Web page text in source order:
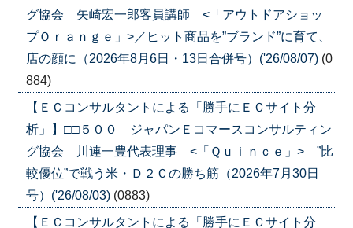
グ協会 矢崎宏一郎客員講師 <「アウトドアショッ
プＯｒａｎｇｅ」>／ヒット商品を”ブランド”に育て、
店の顔に（2026年8月6日・13日合併号）('26/08/07) (0
884)
【ＥＣコンサルタントによる「勝手にＥＣサイト分
析」】□□５００ ジャパンＥコマースコンサルティン
グ協会 川連一豊代表理事 <「Ｑｕｉｎｃｅ」> ”比
較優位”で戦う米・Ｄ２Ｃの勝ち筋（2026年7月30日
号）('26/08/03) (0883)
【ＥＣコンサルタントによる「勝手にＥＣサイト分